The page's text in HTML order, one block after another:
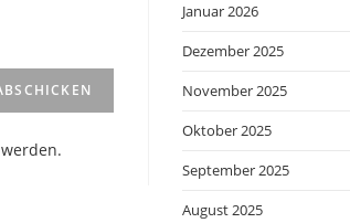
Januar 2026
Dezember 2025
November 2025
Oktober 2025
September 2025
August 2025